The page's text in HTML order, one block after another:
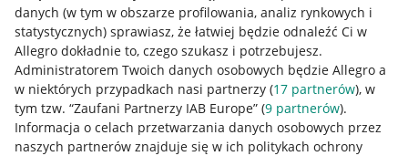
danych (w tym w obszarze profilowania, analiz rynkowych i
statystycznych) sprawiasz, że łatwiej będzie odnaleźć Ci w
Allegro dokładnie to, czego szukasz i potrzebujesz.
Administratorem Twoich danych osobowych będzie Allegro a
w niektórych przypadkach nasi partnerzy (17 partnerów), w
tym tzw. “Zaufani Partnerzy IAB Europe” (9 partnerów).
Informacja o celach przetwarzania danych osobowych przez
naszych partnerów znajduje się w ich politykach ochrony
Przydatne informacje
Jak to działa